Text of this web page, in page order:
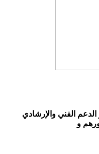
الفني والإرشادي
و